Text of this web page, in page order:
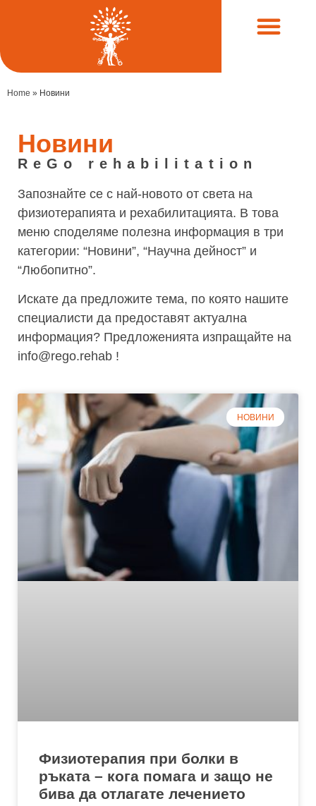
Home » Новини
Новини
ReGo rehabilitation
Запознайте се с най-новото от света на
физиотерапията и рехабилитацията. В това
меню споделяме полезна информация в три
категории: “Новини”, “Научна дейност” и
“Любопитно”.
Искате да предложите тема, по която нашите
специалисти да предоставят актуална
информация? Предложенията изпращайте на
info@rego.rehab !
НОВИНИ
Физиотерапия при болки в
ръката – кога помага и защо не
бива да отлагате лечението